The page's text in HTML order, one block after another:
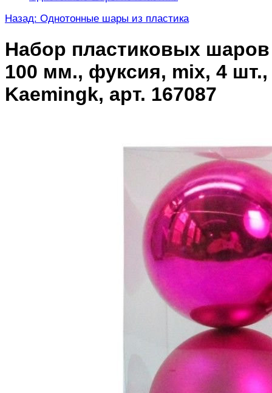
Назад: Однотонные шары из пластика
Набор пластиковых шаров
100 мм., фуксия, mix, 4 шт.,
Kaemingk, арт. 167087